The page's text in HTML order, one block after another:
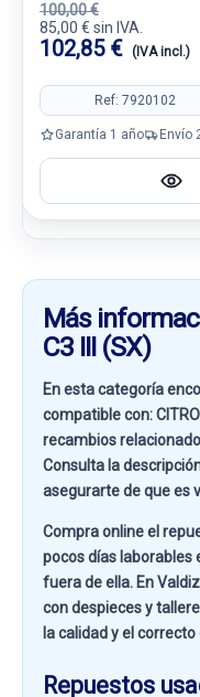
100,00 €
85,00 € sin IVA.
102,85 € (IVA incl.)
Ref: 7920102
Garantía 1 año Envío
Más
C3 III (SX)
En esta categoría
compatible con:
recambios
Consulta la
asegurarte de que es
Compra online el
pocos días laborables
fuera de ella. En
con despieces y
la calidad y el
Repuestos